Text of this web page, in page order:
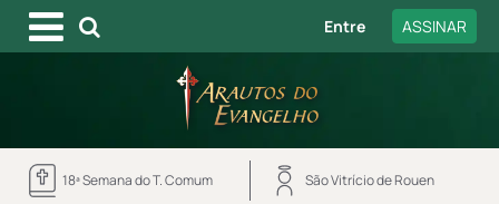
Entre ASSINAR
18ª Semana do T. Comum São Vitrício de Rouen